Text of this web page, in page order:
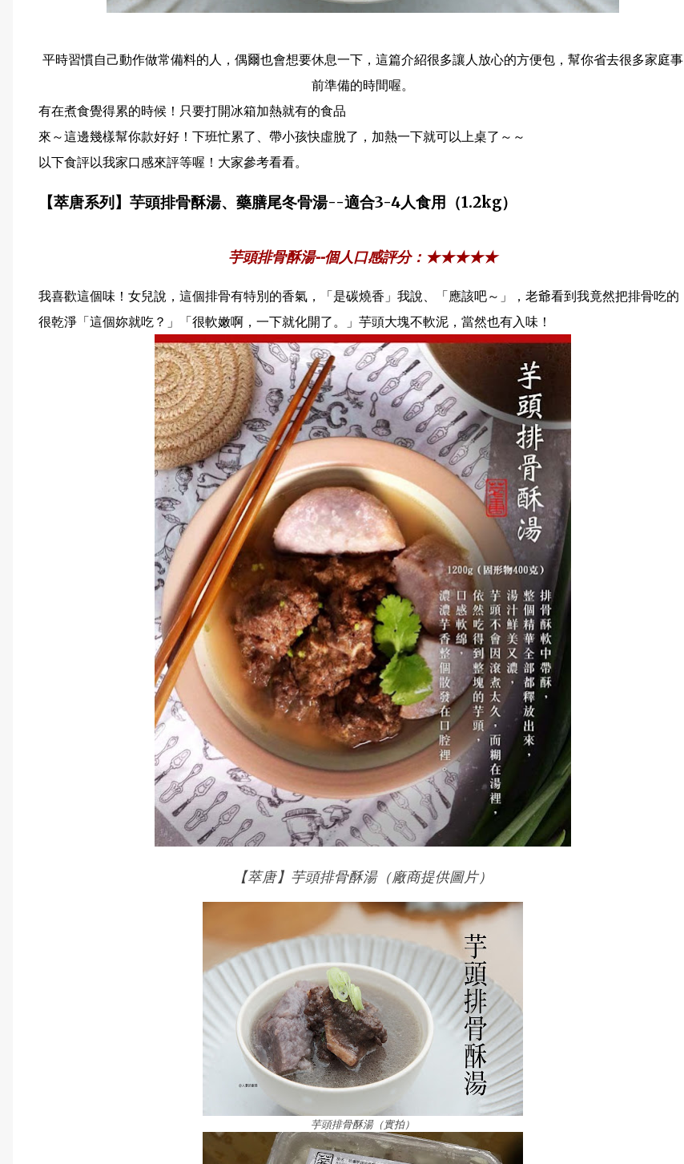
平時習慣自己動作做常備料的人，偶爾也會想要休息一下，這篇介紹很多讓人放心的方便包，幫你省去很多家庭事
前準備的時間喔。
有在煮食覺得累的時候！只要打開冰箱加熱就有的食品
來～這邊幾樣幫你款好好！下班忙累了、帶小孩快虛脫了，加熱一下就可以上桌了～～
以下食評以我家口感來評等喔！大家參考看看。
【萃唐系列】芋頭排骨酥湯、藥膳尾冬骨湯--適合3-4人食用（1.2kg）
芋頭排骨酥湯--個人口感評分：★★★★★
我喜歡這個味！女兒說，這個排骨有特別的香氣，「是碳燒香」我說、「應該吧～」，老爺看到我竟然把排骨吃的
很乾淨「這個妳就吃？」「很軟嫩啊，一下就化開了。」芋頭大塊不軟泥，當然也有入味！
【萃唐】芋頭排骨酥湯（廠商提供圖片）
芋頭排骨酥湯（實拍）